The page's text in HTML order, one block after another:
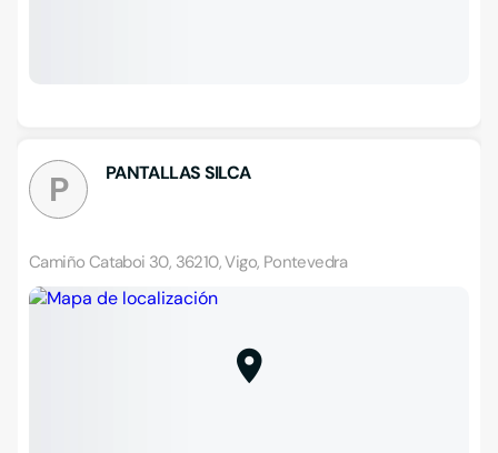
P PANTALLAS SILCA
Camiño Cataboi 30, 36210, Vigo, Pontevedra